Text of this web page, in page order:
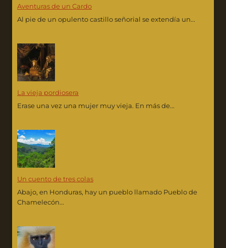
Aventuras de un Cardo
Al pie de un opulento castillo señorial se extendía un...
La vieja pordiosera
Erase una vez una mujer muy vieja. En más de...
Un cuento de tres colas
Abajo, en Honduras, hay un pueblo llamado Pueblo de
Chamelecón...